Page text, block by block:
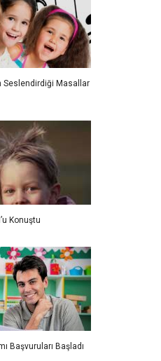
Seslendirdiği Masallar
Konuştu
Başvuruları Başladı